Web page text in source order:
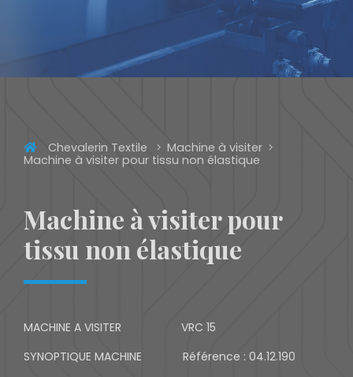
Chevalerin Textile
Machine à visiter
Machine à visiter pour tissu non élastique
Machine à visiter pour
tissu non élastique
MACHINE A VISITER VRC 15
SYNOPTIQUE MACHINE Référence : 04.12.190